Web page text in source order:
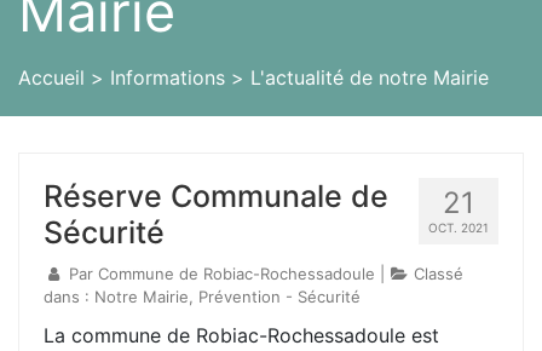
Accueil Informations L'actualité de notre Mairie
21
OCT. 2021
Réserve Communale de
Sécurité
Par Commune de Robiac-Rochessadoule
Classé
dans : Notre Mairie, Prévention - Sécurité
La commune de Robiac-Rochessadoule est